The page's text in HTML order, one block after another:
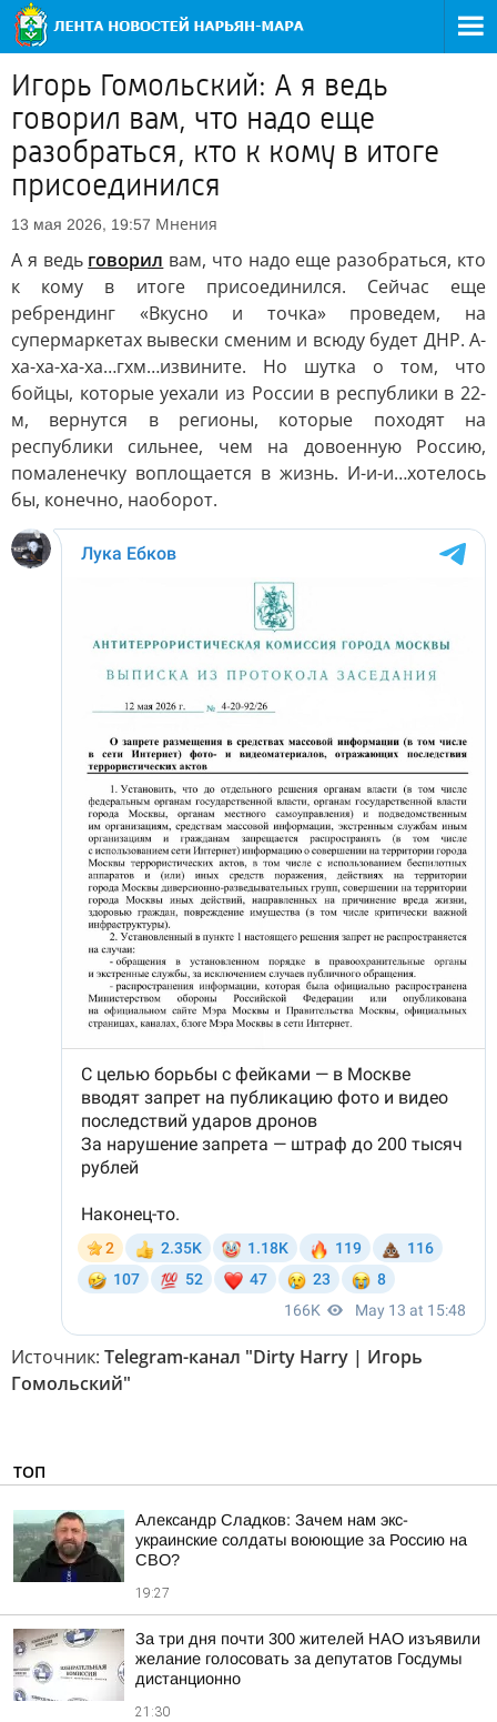
Игорь Гомольский: А я ведь
говорил вам, что надо еще
разобраться, кто к кому в итоге
присоединился
13 мая 2026, 19:57 Мнения
А я ведь говорил вам, что надо еще разобраться, кто
к кому в итоге присоединился. Сейчас еще
ребрендинг «Вкусно и точка» проведем, на
супермаркетах вывески сменим и всюду будет ДНР. А-
ха-ха-ха-ха…гхм…извините. Но шутка о том, что
бойцы, которые уехали из России в республики в 22-
м, вернутся в регионы, которые походят на
республики сильнее, чем на довоенную Россию,
помаленечку воплощается в жизнь. И-и-и…хотелось
бы, конечно, наоборот.
Источник: Telegram-канал "Dirty Harry | Игорь
Гомольский"
ТОП
Александр Сладков: Зачем нам экс-
украинские солдаты воюющие за Россию на
СВО?
19:27
За три дня почти 300 жителей НАО изъявили
желание голосовать за депутатов Госдумы
дистанционно
21:30